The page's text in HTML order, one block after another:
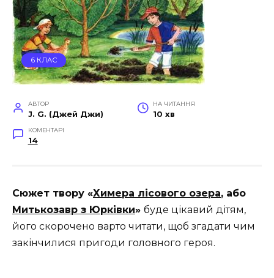
6 КЛАС
АВТОР
J. G. (Джей Джи)
НА ЧИТАННЯ
10 хв
КОМЕНТАРІ
14
Сюжет твору «Химера лісового озера, або
Митькозавр з Юрківки» буде цікавий дітям,
його скорочено варто читати, щоб згадати чим
закінчилися пригоди головного героя.